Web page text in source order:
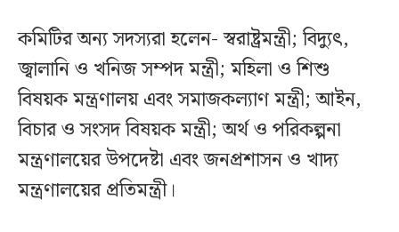
কমিটির অন্য সদস্যরা হলেন- স্বরাষ্ট্রমন্ত্রী; বিদ্যুৎ,
জ্বালানি ও খনিজ সম্পদ মন্ত্রী; মহিলা ও শিশু
বিষয়ক মন্ত্রণালয় এবং সমাজকল্যাণ মন্ত্রী; আইন,
বিচার ও সংসদ বিষয়ক মন্ত্রী; অর্থ ও পরিকল্পনা
মন্ত্রণালয়ের উপদেষ্টা এবং জনপ্রশাসন ও খাদ্য
মন্ত্রণালয়ের প্রতিমন্ত্রী।